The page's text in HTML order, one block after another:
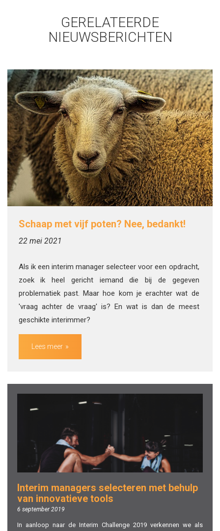
GERELATEERDE
NIEUWSBERICHTEN
Schaap met vijf poten? Nee, bedankt!
22 mei 2021
Als ik een interim manager selecteer voor een opdracht,
zoek ik heel gericht iemand die bij de gegeven
problematiek past. Maar hoe kom je erachter wat de
'vraag achter de vraag' is? En wat is dan de meest
geschikte interimmer?
Lees meer
Interim managers selecteren met behulp
van innovatieve tools
6 september 2019
In aanloop naar de Interim Challenge 2019 verkennen we als